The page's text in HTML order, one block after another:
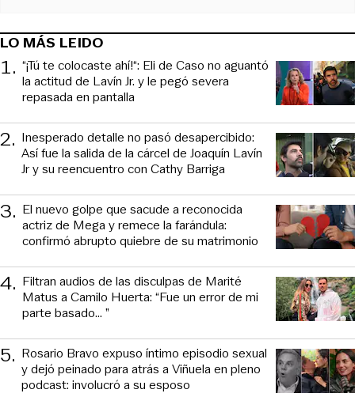
LO MÁS LEIDO
1. “¡Tú te colocaste ahí!“: Eli de Caso no aguantó
la actitud de Lavín Jr. y le pegó severa
repasada en pantalla
2. Inesperado detalle no pasó desapercibido:
Así fue la salida de la cárcel de Joaquín Lavín
Jr y su reencuentro con Cathy Barriga
3. El nuevo golpe que sacude a reconocida
actriz de Mega y remece la farándula:
confirmó abrupto quiebre de su matrimonio
4. Filtran audios de las disculpas de Marité
Matus a Camilo Huerta: “Fue un error de mi
parte basado... ”
5. Rosario Bravo expuso íntimo episodio sexual
y dejó peinado para atrás a Viñuela en pleno
podcast: involucró a su esposo